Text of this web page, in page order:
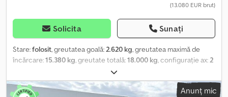
(13.080 EUR brut)
Solicita Sunați
Stare:folosit, greutatea goală: 2.620 kg, greutatea maximă de
încărcare:15.380 kg , greutate totală:18.000 kg , configurație ax: 2
07/2023, următoarea inspecție (TÜV):
07/2027, suspensie:aer, dimensiunea anvelopei:385/65/R22.5,
Dotări:ABS
, | Lafetă Krone AZ | Axe BPW cu frâne pe disc | Suport
Anunț mic